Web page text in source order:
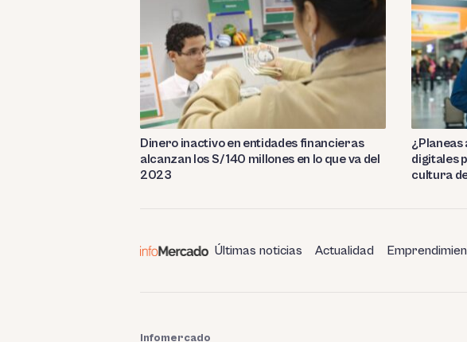
Dinero inactivo en entidades financieras
alcanzan los S/ 140 millones en lo que va del
2023
digitales
cultura
Últimas noticias Actualidad
Infomercado